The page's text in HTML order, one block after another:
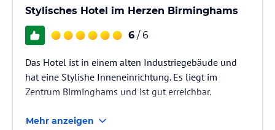
Stylisches Hotel im Herzen Birminghams
6 / 6
Das Hotel ist in einem alten Industriegebäude und
hat eine Stylishe Inneneinrichtung. Es liegt im
Zentrum Birminghams und ist gut erreichbar.
Mehr anzeigen